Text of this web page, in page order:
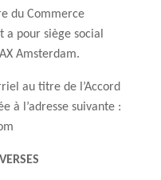
du Commerce
a pour siège social
Amsterdam.
au titre de l’Accord
à l’adresse suivante :